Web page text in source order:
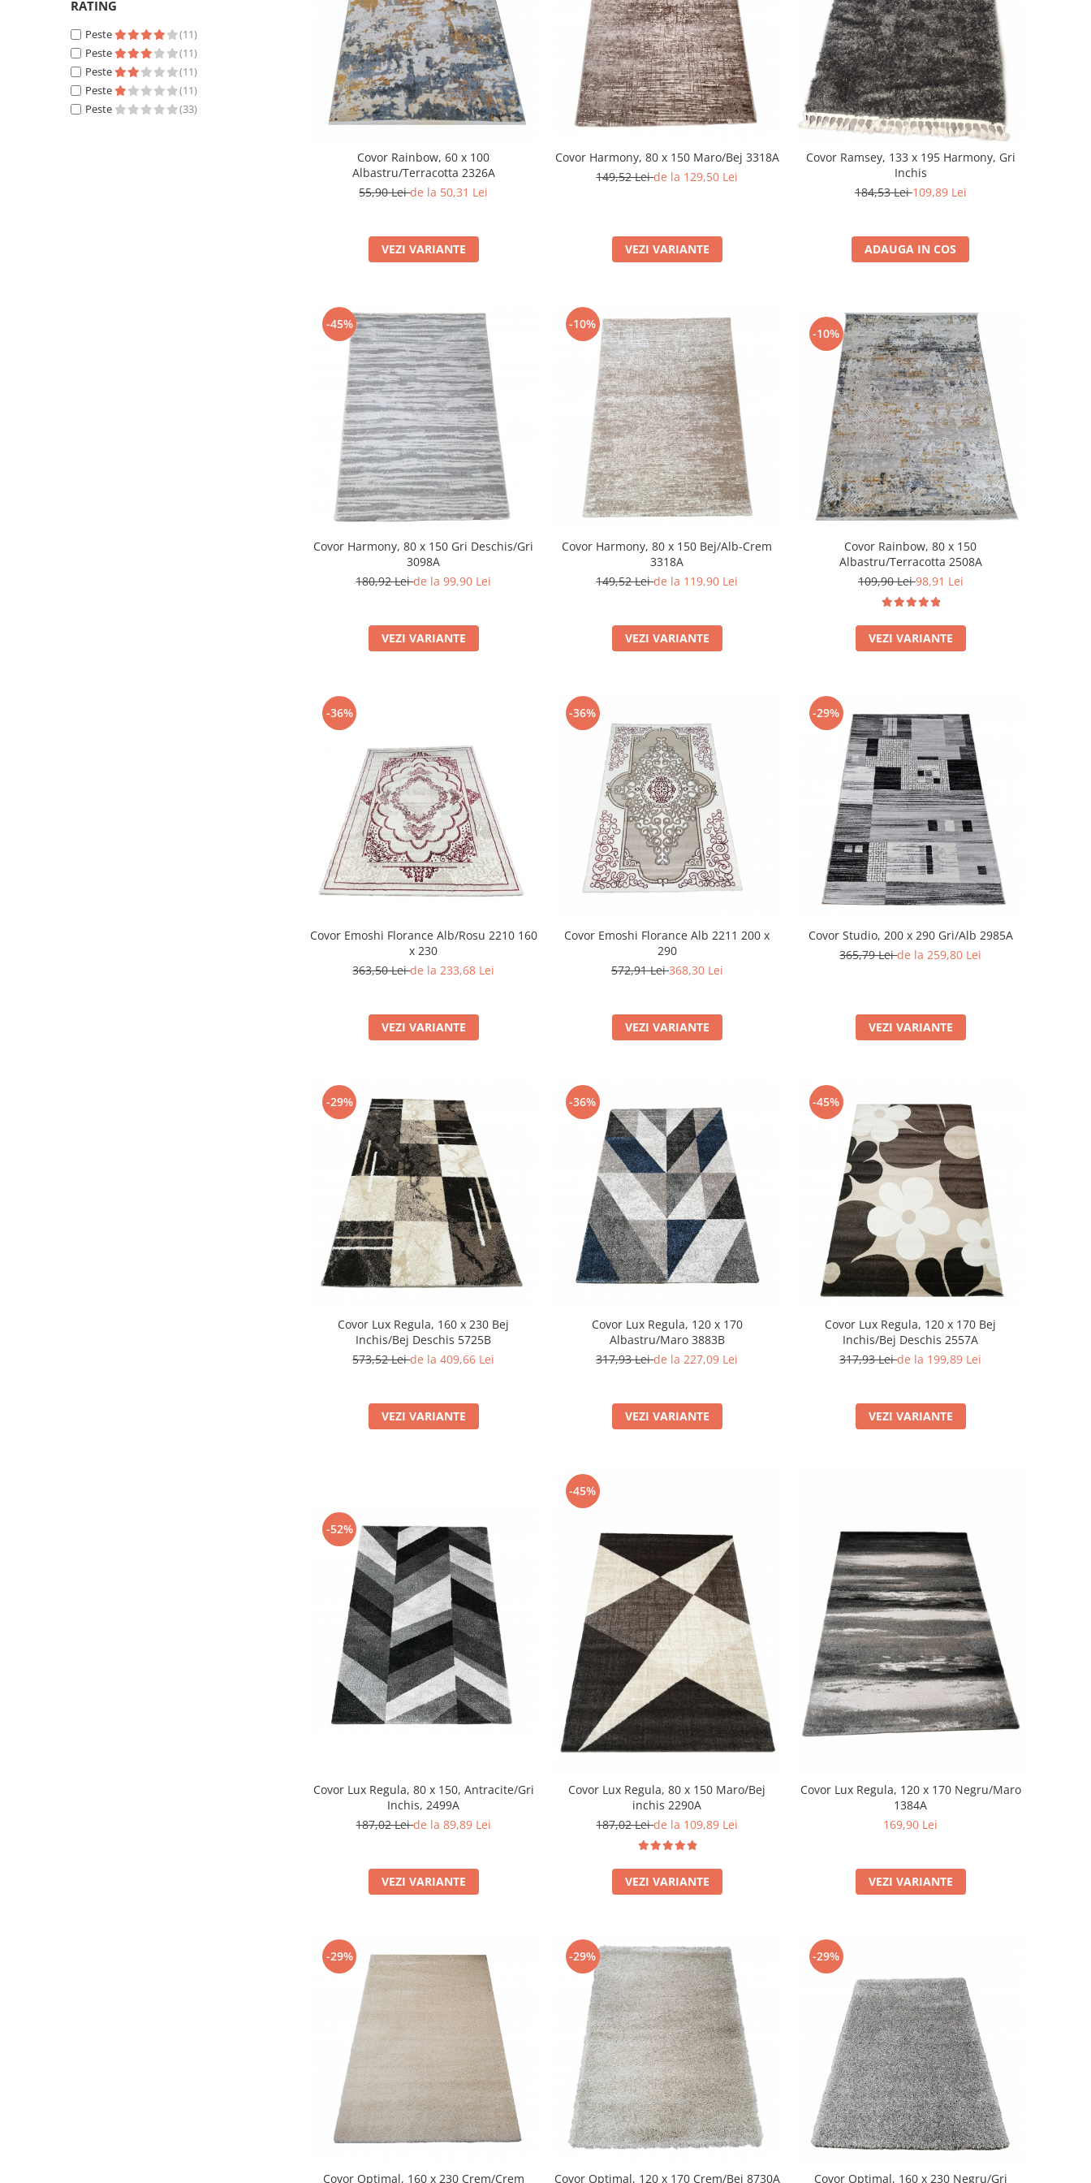
250 x 350
750 Lei - 1000 Lei
RATING
Peste
(11)
Peste
(11)
Peste
(11)
Peste
(11)
Peste
(33)
Covor Rainbow, 60 x 100
Albastru/Terracotta 2326A
55,90 Leide la 50,31 Lei
VEZI VARIANTE
Covor Harmony, 80 x 150 Maro/Bej 3318A
149,52 Leide la 129,50 Lei
VEZI VARIANTE
Covor Ramsey, 133 x 195 Harmony, Gri
Inchis
184,53 Lei109,89 Lei
ADAUGA IN COS
-45%
Covor Harmony, 80 x 150 Gri Deschis/Gri
3098A
180,92 Leide la 99,90 Lei
VEZI VARIANTE
-10%
Covor Harmony, 80 x 150 Bej/Alb-Crem
3318A
149,52 Leide la 119,90 Lei
VEZI VARIANTE
-10%
Covor Rainbow, 80 x 150
Albastru/Terracotta 2508A
109,90 Lei98,91 Lei
VEZI VARIANTE
-36%
Covor Emoshi Florance Alb/Rosu 2210 160
x 230
363,50 Leide la 233,68 Lei
VEZI VARIANTE
-36%
Covor Emoshi Florance Alb 2211 200 x
290
572,91 Lei368,30 Lei
VEZI VARIANTE
-29%
Covor Studio, 200 x 290 Gri/Alb 2985A
365,79 Leide la 259,80 Lei
VEZI VARIANTE
-29%
Covor Lux Regula, 160 x 230 Bej
Inchis/Bej Deschis 5725B
573,52 Leide la 409,66 Lei
VEZI VARIANTE
-36%
Covor Lux Regula, 120 x 170
Albastru/Maro 3883B
317,93 Leide la 227,09 Lei
VEZI VARIANTE
-45%
Covor Lux Regula, 120 x 170 Bej
Inchis/Bej Deschis 2557A
317,93 Leide la 199,89 Lei
VEZI VARIANTE
-52%
Covor Lux Regula, 80 x 150, Antracite/Gri
Inchis, 2499A
187,02 Leide la 89,89 Lei
VEZI VARIANTE
-45%
Covor Lux Regula, 80 x 150 Maro/Bej
inchis 2290A
187,02 Leide la 109,89 Lei
VEZI VARIANTE
Covor Lux Regula, 120 x 170 Negru/Maro
1384A
169,90 Lei
VEZI VARIANTE
-29%
Covor Optimal, 160 x 230 Crem/Crem
-29%
Covor Optimal, 120 x 170 Crem/Bej 8730A
-29%
Covor Optimal, 160 x 230 Negru/Gri